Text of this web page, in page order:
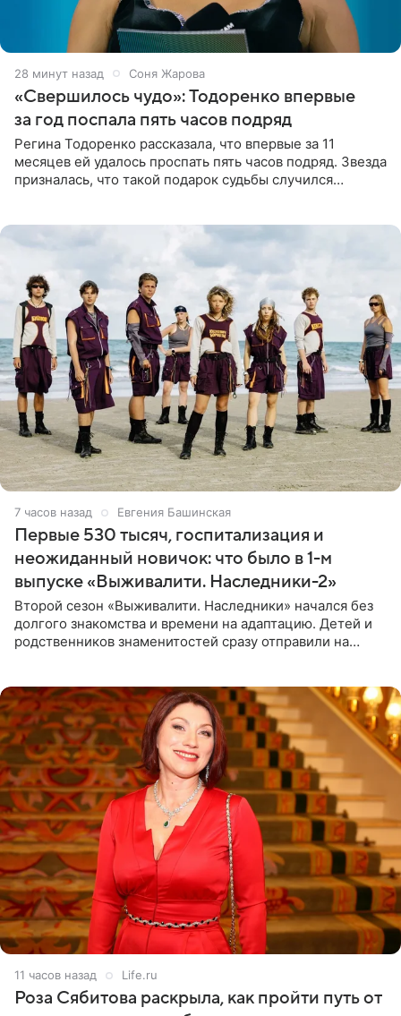
28 минут назад Соня Жарова
«Свершилось чудо»: Тодоренко впервые
за год поспала пять часов подряд
Регина Тодоренко рассказала, что впервые за 11
месяцев ей удалось проспать пять часов подряд. Звезда
призналась, что такой подарок судьбы случился
7 часов назад Евгения Башинская
Первые 530 тысяч, госпитализация и
неожиданный новичок: что было в 1-м
выпуске «Выживалити. Наследники-2»
Второй сезон «Выживалити. Наследники» начался без
долгого знакомства и времени на адаптацию. Детей и
родственников знаменитостей сразу отправили на
11 часов назад Life.ru
Роза Сябитова раскрыла, как пройти путь от